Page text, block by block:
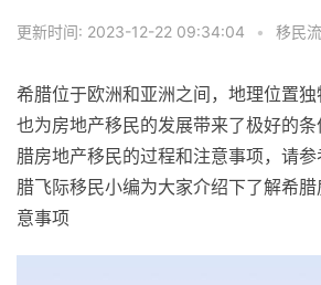
更新时间: 2023-12-22 09:34:04 • 移民
希腊位于欧洲和亚洲之间，地理位置独
也为房地产移民的发展带来了极好的
腊房地产移民的过程和注意事项，请
腊飞际移民小编为大家介绍下了解希
意事项